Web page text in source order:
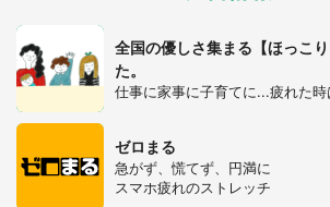
全国の優しさ集まる【ほっこ
た。
仕事に家事に子育てに...疲れた時
ゼロまる
急がず、慌てず、円満に
スマホ疲れのストレッチ